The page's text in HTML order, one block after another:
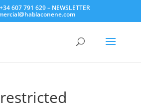
+34 607 791 629– NEWSLETTER